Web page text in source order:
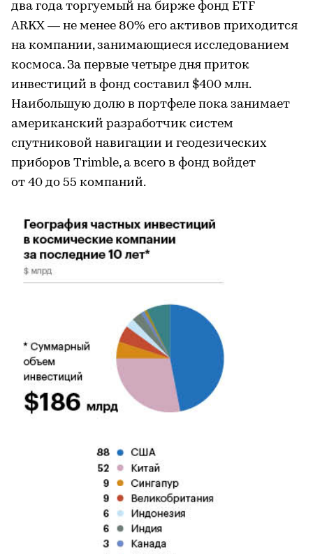
два года торгуемый на бирже фонд ETF
ARKX — не менее 80% его активов приходится
на компании, занимающиеся исследованием
космоса. За первые четыре дня приток
инвестиций в фонд составил $400 млн.
Наибольшую долю в портфеле пока занимает
американский разработчик систем
спутниковой навигации и геодезических
приборов Trimble, а всего в фонд войдет
от 40 до 55 компаний.